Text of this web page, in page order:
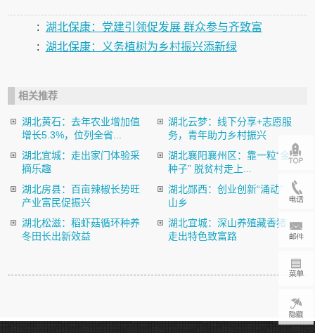
: 湖北保康：党建引领促发展 群众参与齐致富
: 湖北保康：义务植树为乡村振兴添新绿
相关推荐
湖北黄石：去年农业增加值
增长5.3%，位列全省...
湖北云梦：线下分享+志愿服
务，青年助力乡村振兴
湖北宜城：走出家门体验采
摘乐趣
湖北襄阳襄州区：靠一粒“金
种子” 脱贫村走上...
湖北房县：百亩辣椒长势旺
产业富民促振兴
湖北郧西：创业创新“涌动”
山乡
湖北松滋：稻虾菇循环种养
冬田长出新效益
湖北宜城：深山养殖藏香猪
走出特色致富路